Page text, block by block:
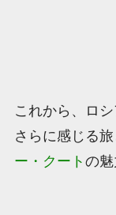
これから、ロ
さらに感じる旅
ー・クート の魅